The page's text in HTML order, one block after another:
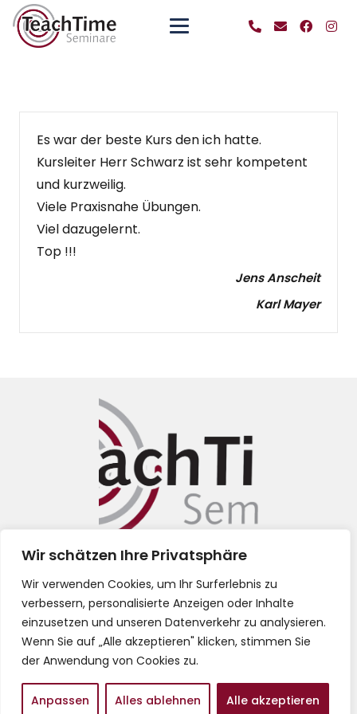
Wir schätzen Ihre Privatsphäre
Wir verwenden Cookies, um Ihr Surferlebnis zu
verbessern, personalisierte Anzeigen oder Inhalte
einzusetzen und unseren Datenverkehr zu analysieren.
Wenn Sie auf „Alle akzeptieren" klicken, stimmen Sie
der Anwendung von Cookies zu.
Anpassen Alles ablehnen Alle akzeptieren
Es war der beste Kurs den ich hatte.
Kursleiter Herr Schwarz ist sehr kompetent
und kurzweilig.
Viele Praxisnahe Übungen.
Viel dazugelernt.
Top !!!
Jens Anscheit
Karl Mayer
Datenschutz
AGB